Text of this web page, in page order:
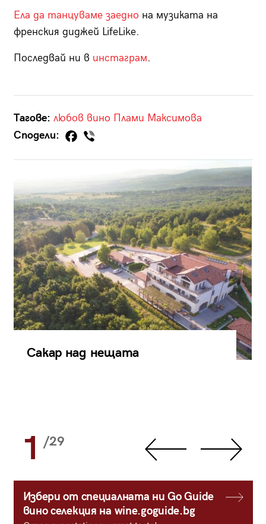
Ела да танцуваме заедно на музиката на
френския диджей LifeLike.
Последвай ни в инстаграм.
Тагове: любов вино Плами Максимова
Сподели:
Сакар над нещата
1 /29
Избери от специалната ни Go Guide
вино селекция на wine.goguide.bg